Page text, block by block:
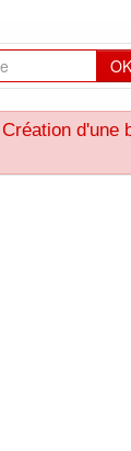
OK
d'une